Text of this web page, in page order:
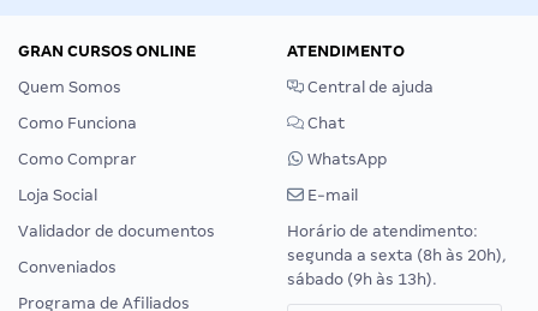
GRAN CURSOS ONLINE
Quem Somos
Como Funciona
Como Comprar
Loja Social
Validador de documentos
Conveniados
Programa de Afiliados
ATENDIMENTO
Central de ajuda
Chat
WhatsApp
E-mail
Horário de atendimento:
segunda a sexta (8h às 20h),
sábado (9h às 13h).